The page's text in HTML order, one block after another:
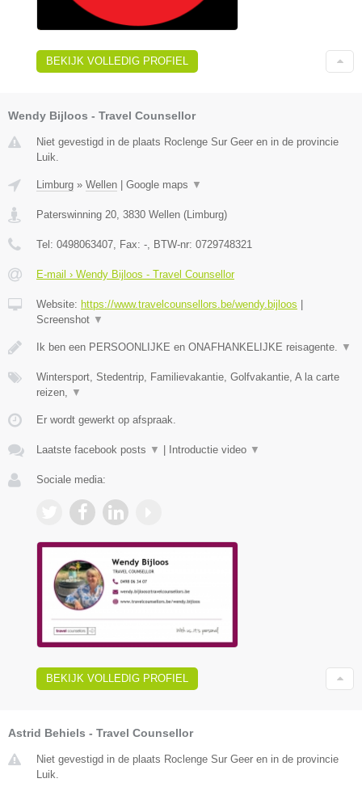
BEKIJK VOLLEDIG PROFIEL
Wendy Bijloos - Travel Counsellor
Niet gevestigd in de plaats Roclenge Sur Geer en in de provincie
Luik.
Limburg » Wellen Google maps ▼
Paterswinning 20 3830 Wellen ( Limburg)
Tel: 0498063407 , Fax: - , BTW-nr: 0729748321
E-mail › Wendy Bijloos - Travel Counsellor
Website: https://www.travelcounsellors.be/wendy.bijloos
Screenshot ▼
Ik ben een PERSOONLIJKE en ONAFHANKELIJKE reisagente. ▼
Wintersport, Stedentrip, Familievakantie, Golfvakantie, A la carte
reizen,
▼
Er wordt gewerkt op afspraak.
Laatste facebook posts ▼ Introductie video ▼
Sociale media:
BEKIJK VOLLEDIG PROFIEL
Astrid Behiels - Travel Counsellor
Niet gevestigd in de plaats Roclenge Sur Geer en in de provincie
Luik.